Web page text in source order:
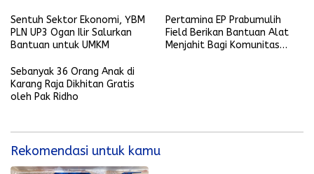
Sentuh Sektor Ekonomi, YBM
PLN UP3 Ogan Ilir Salurkan
Bantuan untuk UMKM
Pertamina EP Prabumulih
Field Berikan Bantuan Alat
Menjahit Bagi Komunitas
Sebanyak 36 Orang Anak di
Karang Raja Dikhitan Gratis
oleh Pak Ridho
Rekomendasi untuk kamu